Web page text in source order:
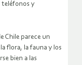
teléfonos y
Chile parece un
flora, la fauna y los
bien a las